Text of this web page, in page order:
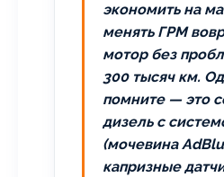
экономить на
менять ГРМ
мотор без
300 тысяч км.
помните — это
дизель с
(мочевина
капризные